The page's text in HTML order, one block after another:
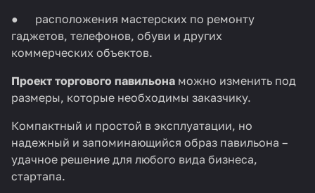
● расположения мастерских по ремонту
гаджетов, телефонов, обуви и других
коммерческих объектов.
Проект торгового павильона можно изменить под
размеры, которые необходимы заказчику.
Компактный и простой в эксплуатации, но
надежный и запоминающийся образ павильона –
удачное решение для любого вида бизнеса,
стартапа.